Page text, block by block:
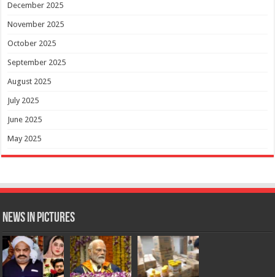
December 2025
November 2025
October 2025
September 2025
August 2025
July 2025
June 2025
May 2025
News in Pictures